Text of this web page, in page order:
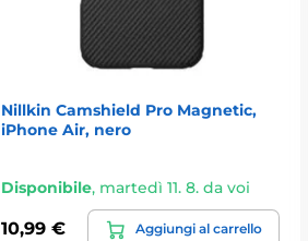
Nillkin Camshield Pro Magnetic,
iPhone Air, nero
Disponibile, martedì 11. 8. da voi
10,99 € Aggiungi al carrello